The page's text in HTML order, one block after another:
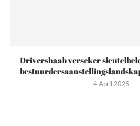
Drivershaab verseker
4 April 2025